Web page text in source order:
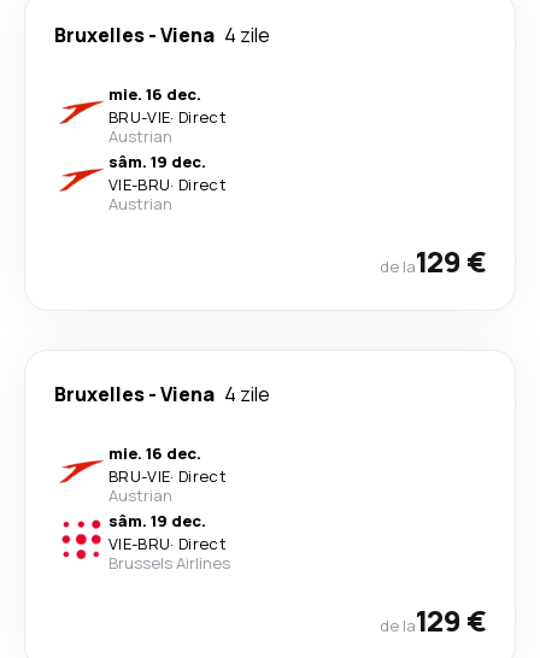
Bruxelles-Viena 4 zile
mie. 16 dec.
BRU-VIE· Direct
Austrian
sâm. 19 dec.
VIE-BRU· Direct
Austrian
de la129 €
Bruxelles-Viena 4 zile
mie. 16 dec.
BRU-VIE· Direct
Austrian
sâm. 19 dec.
VIE-BRU· Direct
Brussels Airlines
de la129 €